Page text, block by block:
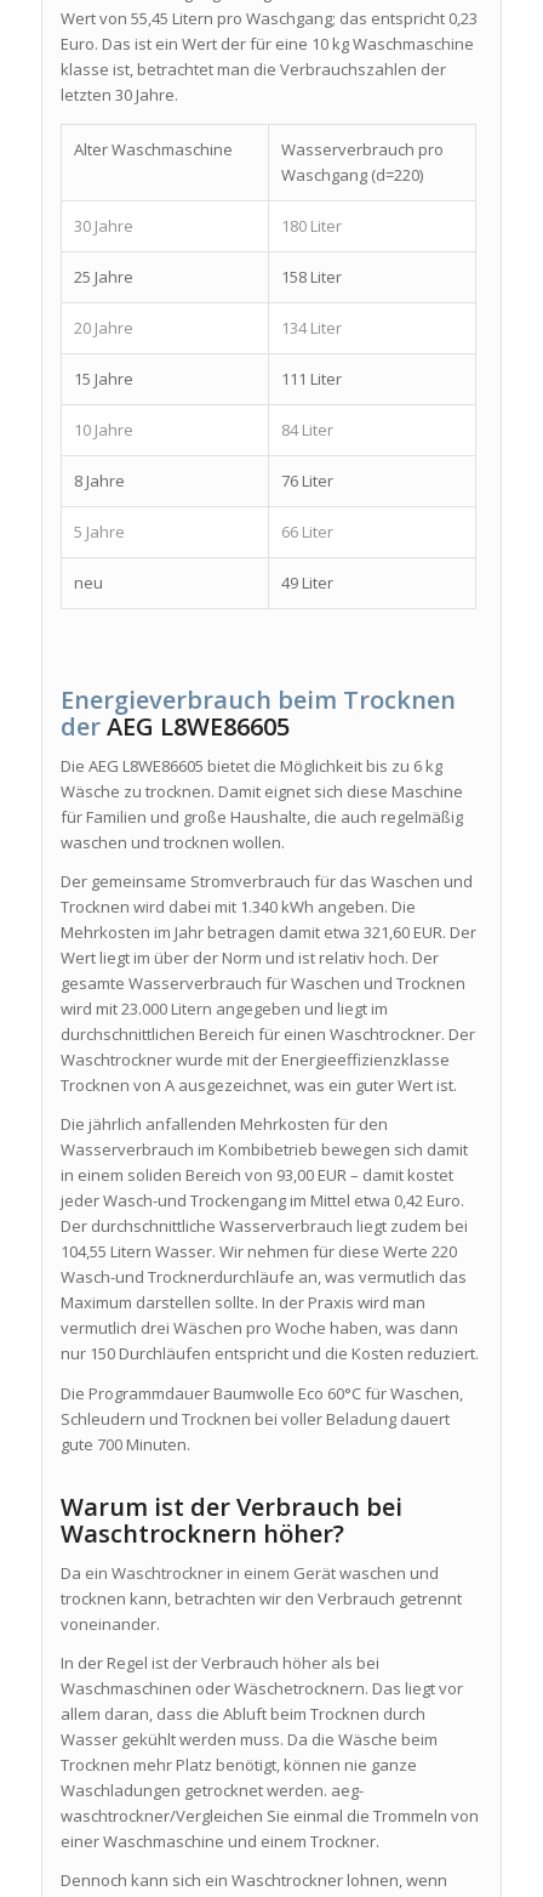
Wert von 55,45 Litern pro Waschgang; das entspricht 0,23
Euro. Das ist ein Wert der für eine 10 kg Waschmaschine
klasse ist, betrachtet man die Verbrauchszahlen der
letzten 30 Jahre.
Alter Waschmaschine
Wasserverbrauch pro
Waschgang (d=220)
30 Jahre 180 Liter
25 Jahre 158 Liter
20 Jahre 134 Liter
15 Jahre 111 Liter
10 Jahre 84 Liter
8 Jahre 76 Liter
5 Jahre 66 Liter
neu 49 Liter
Energieverbrauch beim Trocknen
derAEG L8WE86605
Die AEG L8WE86605 bietet die Möglichkeit bis zu 6 kg
Wäsche zu trocknen. Damit eignet sich diese Maschine
für Familien und große Haushalte, die auch regelmäßig
waschen und trocknen wollen.
Der gemeinsame Stromverbrauch für das Waschen und
Trocknen wird dabei mit 1.340 kWh angeben. Die
Mehrkosten im Jahr betragen damit etwa 321,60 EUR. Der
Wert liegt im über der Norm und ist relativ hoch. Der
gesamte Wasserverbrauch für Waschen und Trocknen
wird mit 23.000 Litern angegeben und liegt im
durchschnittlichen Bereich für einen Waschtrockner. Der
Waschtrockner wurde mit der Energieeffizienzklasse
Trocknen von A ausgezeichnet, was ein guter Wert ist.
Die jährlich anfallenden Mehrkosten für den
Wasserverbrauch im Kombibetrieb bewegen sich damit
in einem soliden Bereich von 93,00 EUR – damit kostet
jeder Wasch-und Trockengang im Mittel etwa 0,42 Euro.
Der durchschnittliche Wasserverbrauch liegt zudem bei
104,55 Litern Wasser. Wir nehmen für diese Werte 220
Wasch-und Trocknerdurchläufe an, was vermutlich das
Maximum darstellen sollte. In der Praxis wird man
vermutlich drei Wäschen pro Woche haben, was dann
nur 150 Durchläufen entspricht und die Kosten reduziert.
Die Programmdauer Baumwolle Eco 60°C für Waschen,
Schleudern und Trocknen bei voller Beladung dauert
gute 700 Minuten.
Warum ist der Verbrauch bei
Waschtrocknern höher?
Da ein Waschtrockner in einem Gerät waschen und
trocknen kann, betrachten wir den Verbrauch getrennt
voneinander.
In der Regel ist der Verbrauch höher als bei
Waschmaschinen oder Wäschetrocknern. Das liegt vor
allem daran, dass die Abluft beim Trocknen durch
Wasser gekühlt werden muss. Da die Wäsche beim
Trocknen mehr Platz benötigt, können nie ganze
Waschladungen getrocknet werden. aeg-
waschtrockner/Vergleichen Sie einmal die Trommeln von
einer Waschmaschine und einem Trockner.
Dennoch kann sich ein Waschtrockner lohnen, wenn